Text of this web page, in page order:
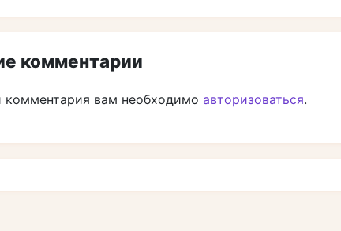
комментарии
комментария вам необходимо авторизоваться.